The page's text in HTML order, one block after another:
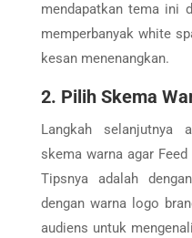
mendapatkan tema ini
memperbanyak white
kesan menenangkan.
2. Pilih Skema
Langkah selanjutnya
skema warna agar
Tipsnya adalah
dengan warna logo
audiens untuk